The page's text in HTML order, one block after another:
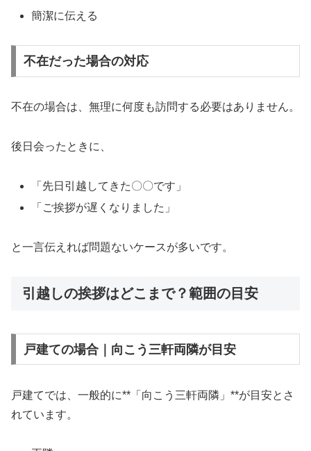
簡潔に伝える
不在だった場合の対応
不在の場合は、無理に何度も訪問する必要はありません。
後日会ったときに、
「先日引越してきた〇〇です」
「ご挨拶が遅くなりました」
と一言伝えれば問題ないケースが多いです。
引越しの挨拶はどこまで？範囲の目安
戸建ての場合｜向こう三軒両隣が目安
戸建てでは、一般的に**「向こう三軒両隣」**が目安とさ
れています。